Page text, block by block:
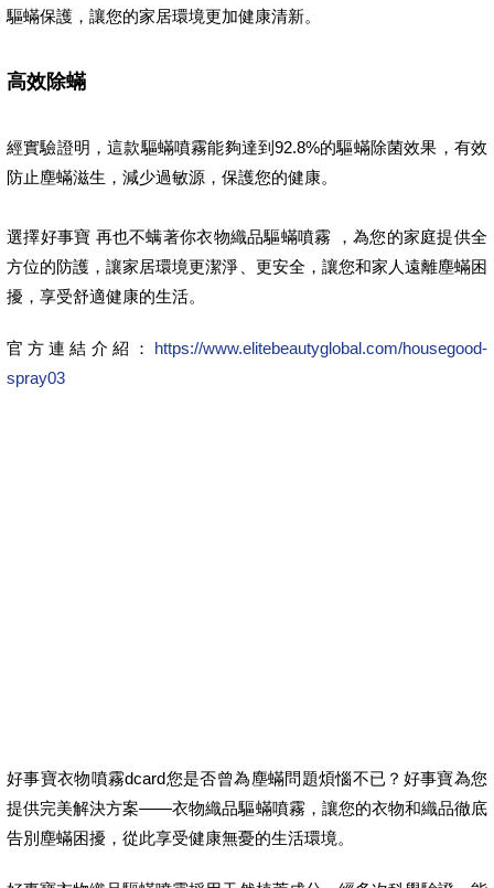
驅蟎保護，讓您的家居環境更加健康清新。
高效除蟎
經實驗證明，這款驅蟎噴霧能夠達到92.8%的驅蟎除菌效果，有效
防止塵蟎滋生，減少過敏源，保護您的健康。
選擇好事寶 再也不螨著你衣物織品驅蟎噴霧 ，為您的家庭提供全
方位的防護，讓家居環境更潔淨、更安全，讓您和家人遠離塵蟎困
擾，享受舒適健康的生活。
官方連結介紹： https://www.elitebeautyglobal.com/housegood-
spray03
好事寶衣物噴霧dcard您是否曾為塵蟎問題煩惱不已？好事寶為您
提供完美解決方案——衣物織品驅蟎噴霧，讓您的衣物和織品徹底
告別塵蟎困擾，從此享受健康無憂的生活環境。